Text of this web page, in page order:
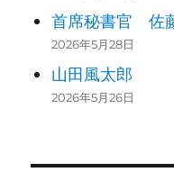
首席秘書官 佐
2026年5月28日
山田風太郎
2026年5月26日